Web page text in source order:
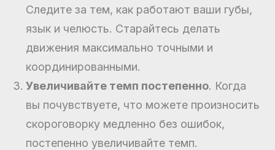
Следите за тем, как работают ваши губы,
язык и челюсть. Старайтесь делать
движения максимально точными и
координированными.
Увеличивайте темп постепенно. Когда
вы почувствуете, что можете произносить
скороговорку медленно без ошибок,
постепенно увеличивайте темп.